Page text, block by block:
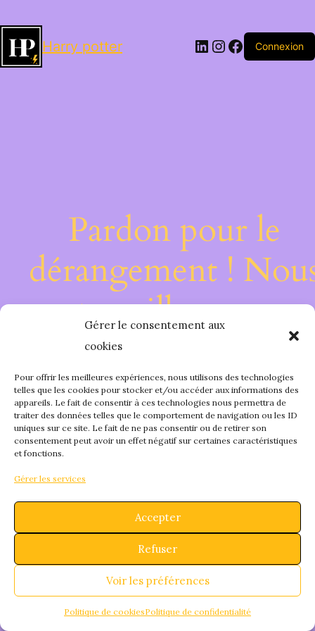
Gérer le consentement aux
cookies
Pour offrir les meilleures expériences, nous utilisons des technologies
telles que les cookies pour stocker et/ou accéder aux informations des
appareils. Le fait de consentir à ces technologies nous permettra de
traiter des données telles que le comportement de navigation ou les ID
uniques sur ce site. Le fait de ne pas consentir ou de retirer son
consentement peut avoir un effet négatif sur certaines caractéristiques
et fonctions.
Gérer les services
Accepter
Refuser
Voir les préférences
Politique de cookiesPolitique de confidentialité
Harry potter LinkedIn
Instagram
Facebook
Connexion
Pardon pour le
dérangement !
travaillons sur
quelque chose de
fantastique –
bientôt !